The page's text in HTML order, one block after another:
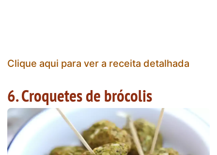
Clique aqui para ver a receita detalhada
6. Croquetes de brócolis